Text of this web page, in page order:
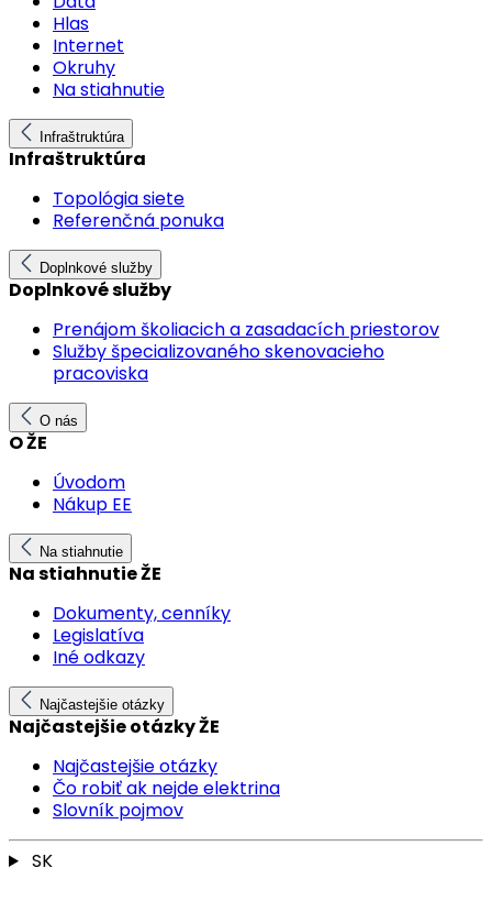
Hlas
Internet
Okruhy
Na stiahnutie
Infraštruktúra
Infraštruktúra
Topológia siete
Referenčná ponuka
Doplnkové služby
Doplnkové služby
Prenájom školiacich a zasadacích priestorov
Služby špecializovaného skenovacieho
pracoviska
O nás
O ŽE
Úvodom
Nákup EE
Na stiahnutie
Na stiahnutie ŽE
Dokumenty, cenníky
Legislatíva
Iné odkazy
Najčastejšie otázky
Najčastejšie otázky ŽE
Najčastejšie otázky
Čo robiť ak nejde elektrina
Slovník pojmov
SK